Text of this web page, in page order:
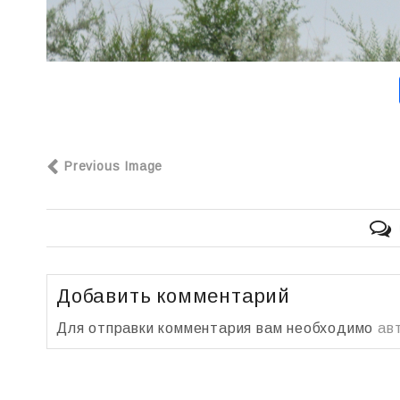
Previous Image
Добавить комментарий
Для отправки комментария вам необходимо